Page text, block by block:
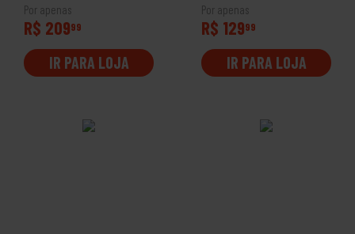
Por apenas
R$ 20999
IR PARA LOJA
Por apenas
R$ 12999
IR PARA LOJA